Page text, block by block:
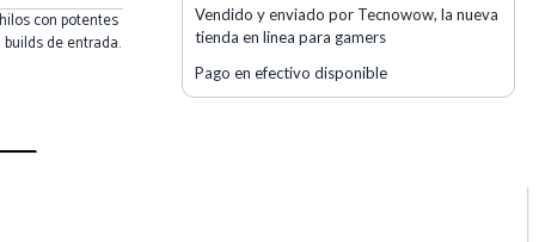
con potentes
builds de entrada.
Vendido y enviado por Tecnowow, la nueva
tienda en linea para gamers
Pago en efectivo disponible